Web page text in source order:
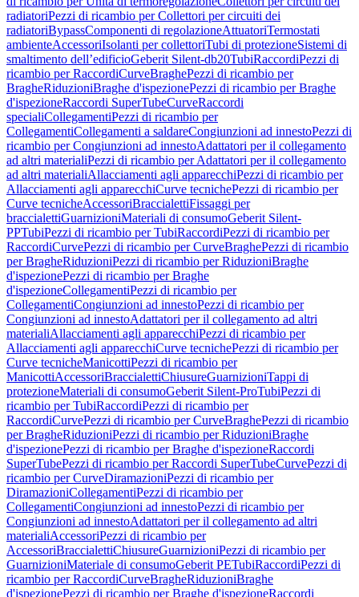
radiatoriPezzi di ricambio per Collettori per circuiti dei
radiatoriBypassComponenti di regolazioneAttuatoriTermostati
ambienteAccessoriIsolanti per collettoriTubi di protezioneSistemi di
smaltimento dell’edificioGeberit Silent-db20TubiRaccordiPezzi di
ricambio per RaccordiCurveBraghePezzi di ricambio per
BragheRiduzioniBraghe d'ispezionePezzi di ricambio per Braghe
d'ispezioneRaccordi SuperTubeCurveRaccordi
specialiCollegamentiPezzi di ricambio per
CollegamentiCollegamenti a saldareCongiunzioni ad innestoPezzi di
ricambio per Congiunzioni ad innestoAdattatori per il collegamento
ad altri materialiPezzi di ricambio per Adattatori per il collegamento
ad altri materialiAllacciamenti agli apparecchiPezzi di ricambio per
Allacciamenti agli apparecchiCurve tecnichePezzi di ricambio per
Curve tecnicheAccessoriBraccialettiFissaggi per
braccialettiGuarnizioniMateriali di consumoGeberit Silent-
PPTubiPezzi di ricambio per TubiRaccordiPezzi di ricambio per
RaccordiCurvePezzi di ricambio per CurveBraghePezzi di ricambio
per BragheRiduzioniPezzi di ricambio per RiduzioniBraghe
d'ispezionePezzi di ricambio per Braghe
d'ispezioneCollegamentiPezzi di ricambio per
CollegamentiCongiunzioni ad innestoPezzi di ricambio per
Congiunzioni ad innestoAdattatori per il collegamento ad altri
materialiAllacciamenti agli apparecchiPezzi di ricambio per
Allacciamenti agli apparecchiCurve tecnichePezzi di ricambio per
Curve tecnicheManicottiPezzi di ricambio per
ManicottiAccessoriBraccialettiChiusureGuarnizioniTappi di
protezioneMateriali di consumoGeberit Silent-ProTubiPezzi di
ricambio per TubiRaccordiPezzi di ricambio per
RaccordiCurvePezzi di ricambio per CurveBraghePezzi di ricambio
per BragheRiduzioniPezzi di ricambio per RiduzioniBraghe
d'ispezionePezzi di ricambio per Braghe d'ispezioneRaccordi
SuperTubePezzi di ricambio per Raccordi SuperTubeCurvePezzi di
ricambio per CurveDiramazioniPezzi di ricambio per
DiramazioniCollegamentiPezzi di ricambio per
CollegamentiCongiunzioni ad innestoPezzi di ricambio per
Congiunzioni ad innestoAdattatori per il collegamento ad altri
materialiAccessoriPezzi di ricambio per
AccessoriBraccialettiChiusureGuarnizioniPezzi di ricambio per
GuarnizioniMateriale di consumoGeberit PETubiRaccordiPezzi di
ricambio per RaccordiCurveBragheRiduzioniBraghe
d'ispezionePezzi di ricambio per Braghe d'ispezioneRaccordi